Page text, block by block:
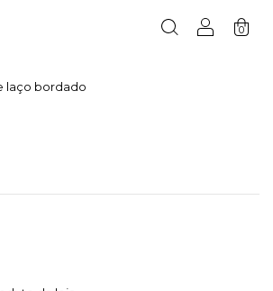
0
laço bordado